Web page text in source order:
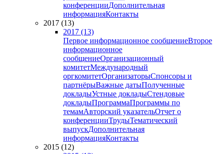
конференцииДополнительная
информацияКонтакты
2017 (13)
2017 (13)
Первое информационное сообщениеВторое
информационное
сообщениеОрганизационный
комитетМеждународный
оргкомитетОрганизаторыСпонсоры и
партнёрыВажные датыПолученные
докладыУстные докладыСтендовые
докладыПрограммаПрограммы по
темамАвторский указательОтчет о
конференцииТрудыТематический
выпускДополнительная
информацияКонтакты
2015 (12)